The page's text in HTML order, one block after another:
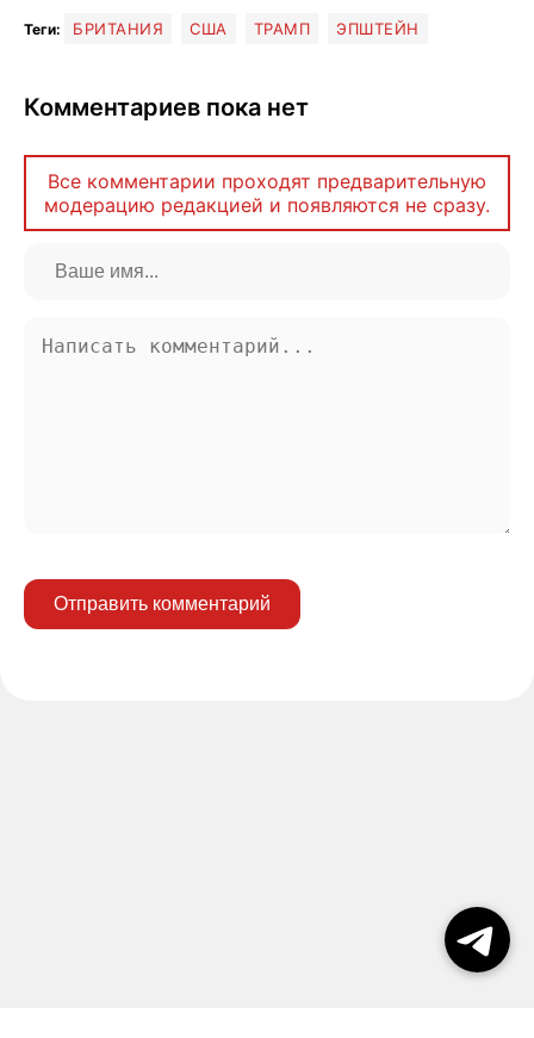
Теги: БРИТАНИЯ США ТРАМП ЭПШТЕЙН
Комментариев пока нет
Все комментарии проходят предварительную
модерацию редакцией и появляются не сразу.
Отправить комментарий